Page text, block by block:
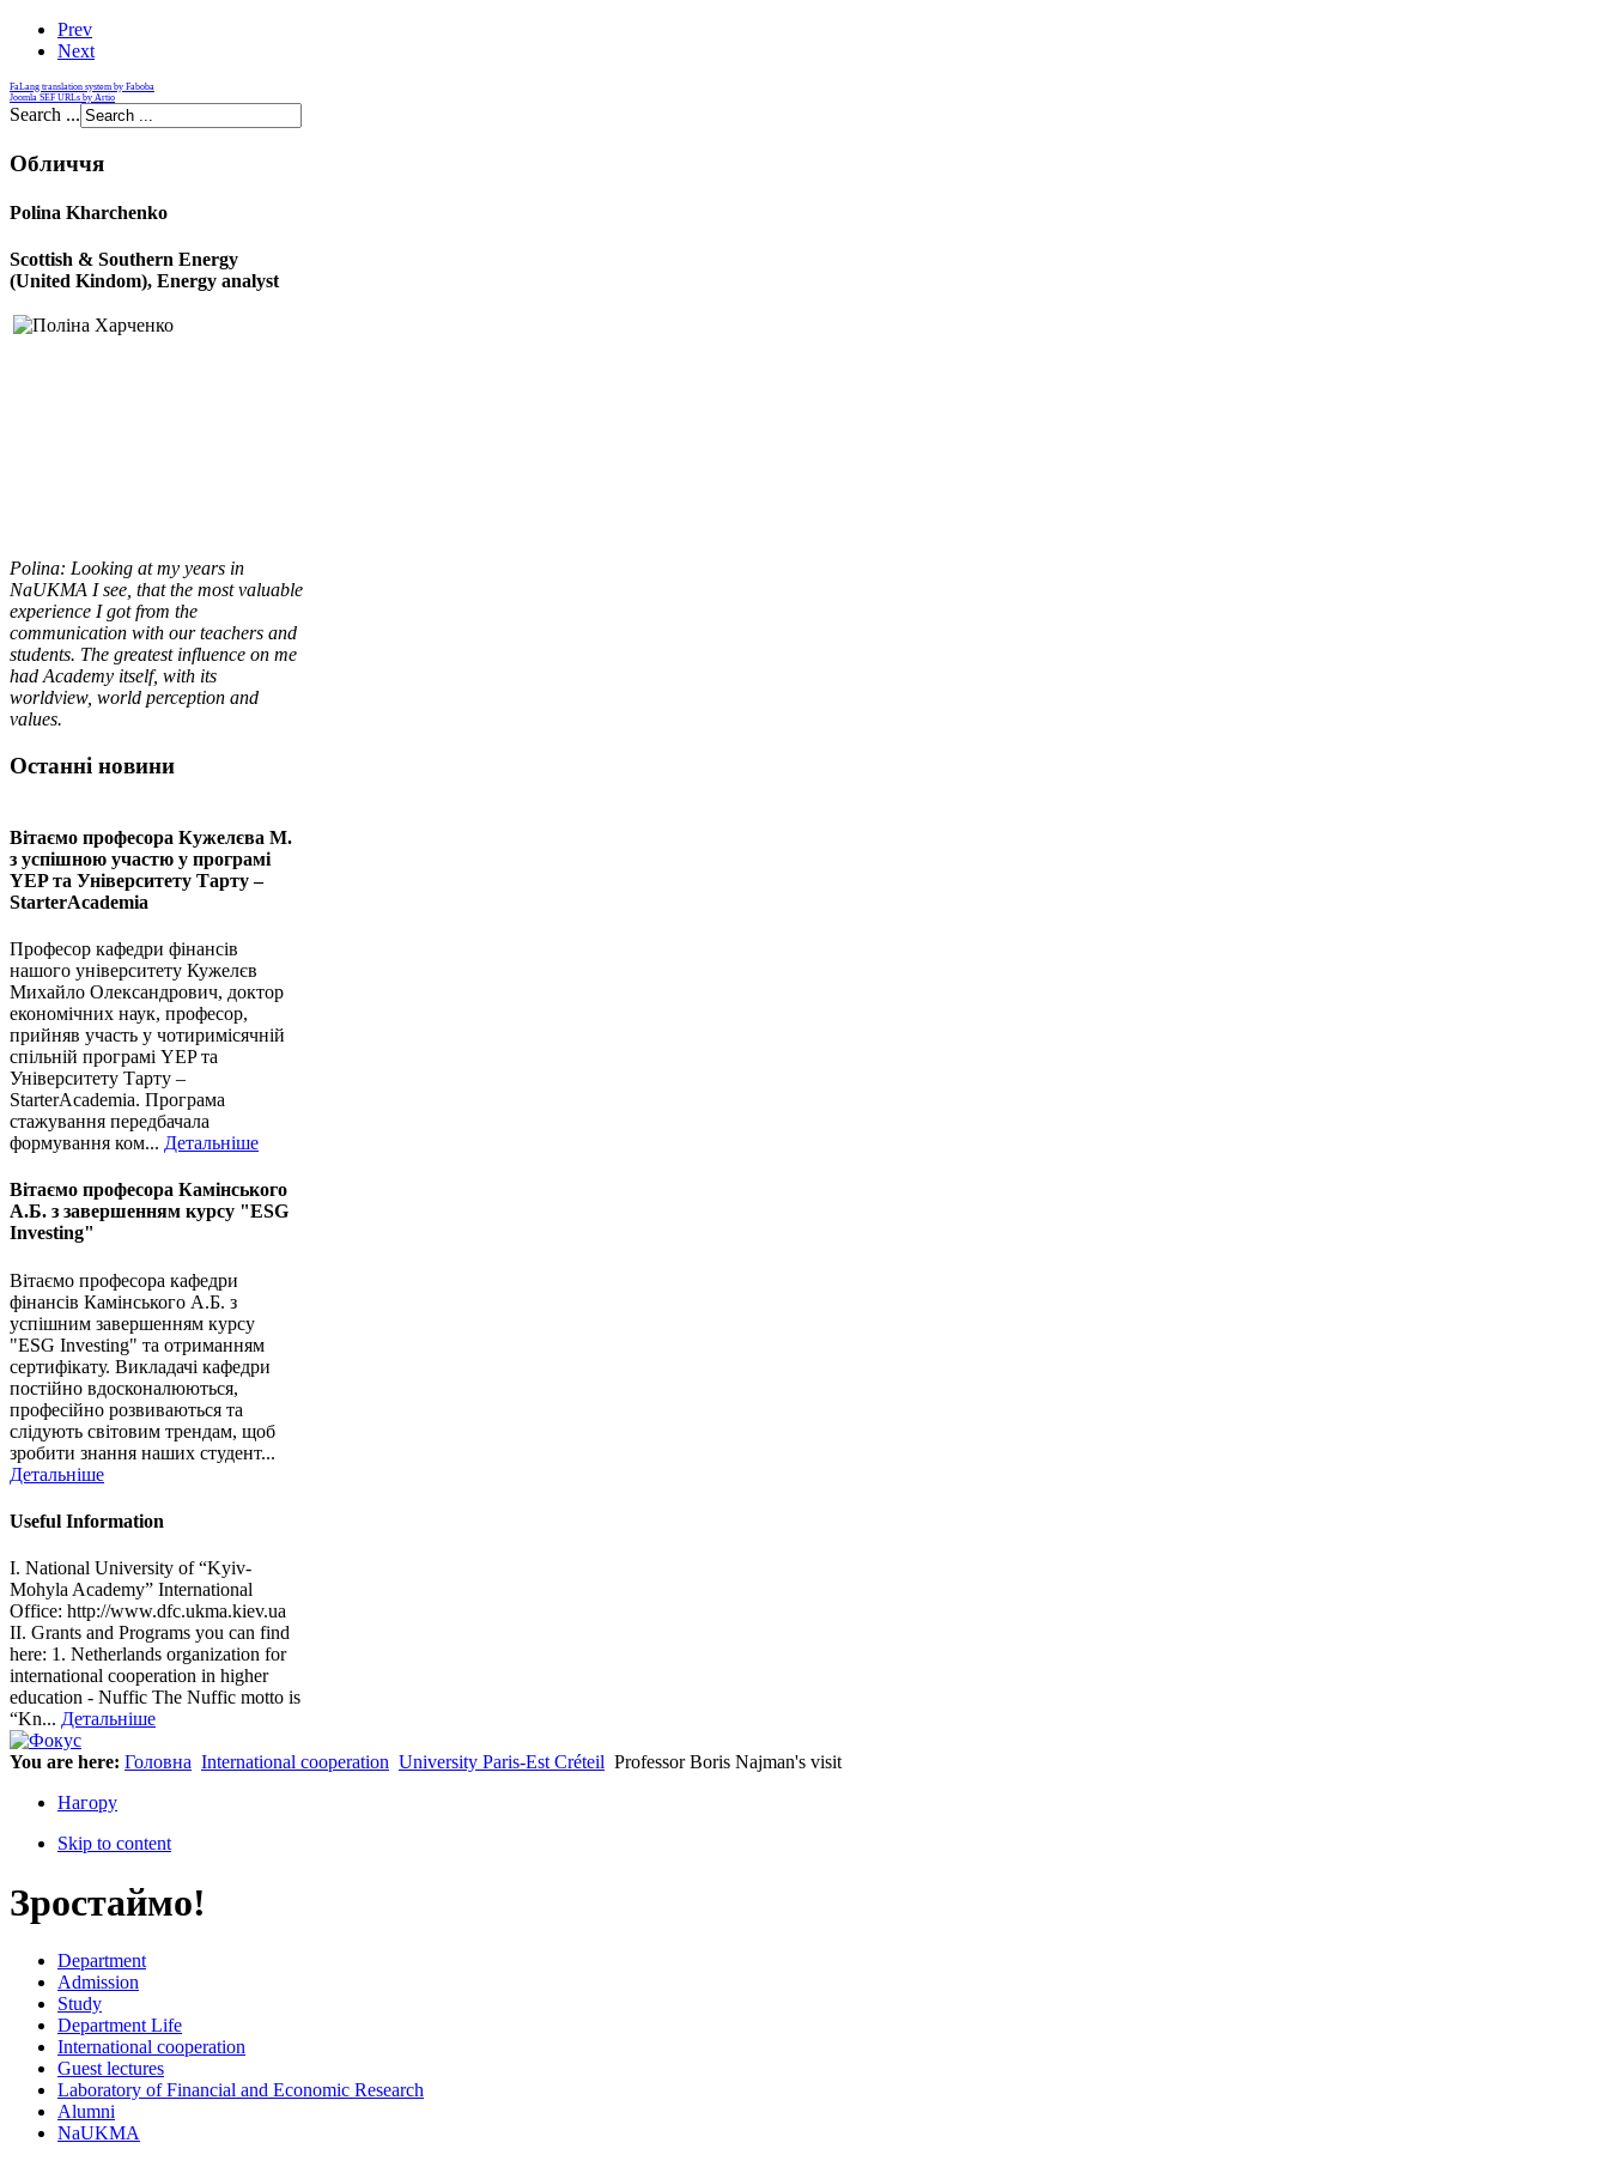
Prev
Next
FaLang translation system by Faboba
Joomla SEF URLs by Artio
Search ...
Обличчя
Polina Kharchenko
Scottish & Southern Energy
(United Kindom), Energy analyst
Polina: Looking at my years in
NaUKMA I see, that the most valuable
experience I got from the
communication with our teachers and
students. The greatest influence on me
had Academy itself, with its
worldview, world perception and
values.
Останні новини
Вітаємо професора Кужелєва М.
з успішною участю у програмі
YEP та Університету Тарту –
StarterAcademia
Професор кафедри фінансів
нашого університету Кужелєв
Михайло Олександрович, доктор
економічних наук, професор,
прийняв участь у чотиримісячній
спільній програмі YEP та
Університету Тарту –
StarterAcademia. Програма
стажування передбачала
формування ком... Детальніше
Вітаємо професора Камінського
А.Б. з завершенням курсу "ESG
Investing"
Вітаємо професора кафедри
фінансів Камінського А.Б. з
успішним завершенням курсу
"ESG Investing" та отриманням
сертифікату. Викладачі кафедри
постійно вдосконалюються,
професійно розвиваються та
слідують світовим трендам, щоб
зробити знання наших студент...
Детальніше
Useful Information
I. National University of “Kyiv-
Mohyla Academy” International
Office: http://www.dfc.ukma.kiev.ua
ІІ. Grants and Programs you can find
here: 1. Netherlands organization for
international cooperation in higher
education - Nuffic The Nuffic motto is
“Kn... Детальніше
You are here: Головна International cooperation University Paris-Est Créteil Professor Boris Najman's visit
Нагору
Skip to content
Зростаймо!
Department
Admission
Study
Department Life
International cooperation
Guest lectures
Laboratory of Financial and Economic Research
Alumni
NaUKMA